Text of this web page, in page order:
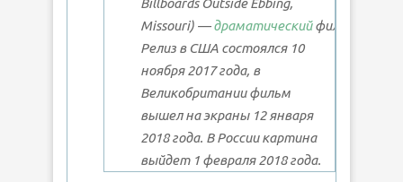
Billboards Outside Ebbing,
Missouri) —драматическийфильм.
Релиз в США состоялся 10
ноября 2017 года, в
Великобритании фильм
вышел на экраны 12 января
2018 года. В России картина
выйдет 1 февраля 2018 года.